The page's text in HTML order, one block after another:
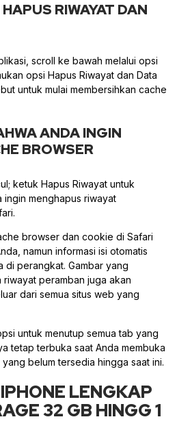
RIWAYAT DAN
scroll ke bawah melalui opsi
opsi Hapus Riwayat dan Data
untuk mulai membersihkan cache
ANDA INGIN
BROWSER
ketuk Hapus Riwayat untuk
ingin menghapus riwayat
browser dan cookie di Safari
namun informasi isi otomatis
di perangkat. Gambar yang
peramban juga akan
dari semua situs web yang
untuk menutup semua tab yang
tetap terbuka saat Anda membuka
belum tersedia hingga saat ini.
LENGKAP
32 GB HINGG 1